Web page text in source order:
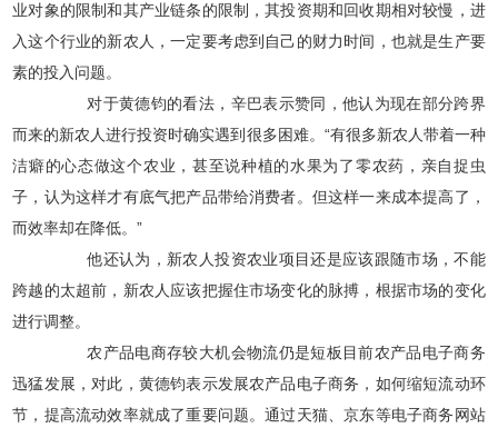
业对象的限制和其产业链条的限制，其投资期和回收期相对较慢，进
入这个行业的新农人，一定要考虑到自己的财力时间，也就是生产要
素的投入问题。
对于黄德钧的看法，辛巴表示赞同，他认为现在部分跨界
而来的新农人进行投资时确实遇到很多困难。“有很多新农人带着一种
洁癖的心态做这个农业，甚至说种植的水果为了零农药，亲自捉虫
子，认为这样才有底气把产品带给消费者。但这样一来成本提高了，
而效率却在降低。”
他还认为，新农人投资农业项目还是应该跟随市场，不能
跨越的太超前，新农人应该把握住市场变化的脉搏，根据市场的变化
进行调整。
农产品电商存较大机会物流仍是短板目前农产品电子商务
迅猛发展，对此，黄德钧表示发展农产品电子商务，如何缩短流动环
节，提高流动效率就成了重要问题。通过天猫、京东等电子商务网站